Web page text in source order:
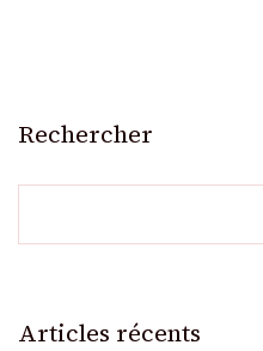
Rechercher
Articles récents